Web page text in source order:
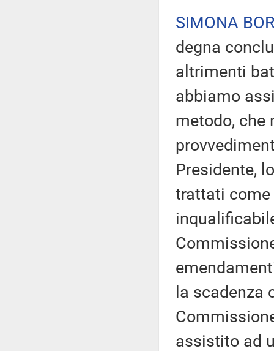
SIMONA
degna
altrimenti
abbiamo
metodo, che
Presidente,
trattati come
la scadenza
assistito ad